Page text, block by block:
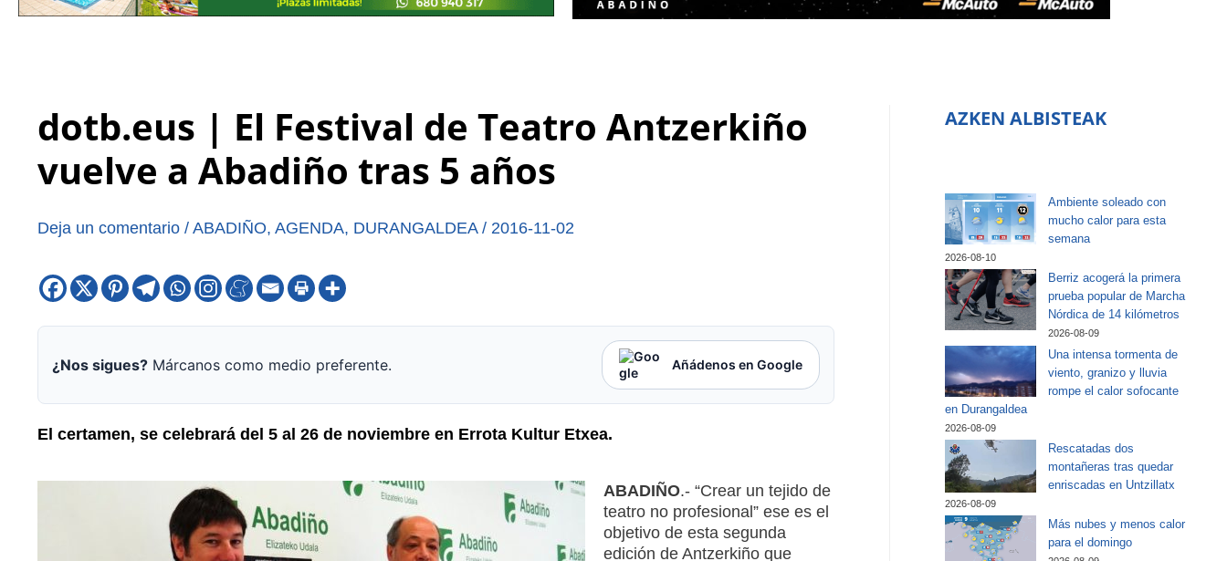
dotb.eus | El Festival de Teatro Antzerkiño
vuelve a Abadiño tras 5 años
Deja un comentario / ABADIÑO, AGENDA, DURANGALDEA/ 2016-11-02
¿Nos sigues?Márcanos como medio preferente. Añádenos en Google
El certamen, se celebrará del 5 al 26 de noviembre en Errota Kultur Etxea.
ABADIÑO.- “Crear un tejido de
teatro no profesional” ese es el
objetivo de esta segunda
edición de Antzerkiño que
AZKEN ALBISTEAK
Ambiente soleado con
mucho calor para esta
semana
2026-08-10
Berriz acogerá la primera
prueba popular de Marcha
Nórdica de 14 kilómetros
2026-08-09
Una intensa tormenta de
viento, granizo y lluvia
rompe el calor sofocante
en Durangaldea
2026-08-09
Rescatadas dos
montañeras tras quedar
enriscadas en Untzillatx
2026-08-09
Más nubes y menos calor
para el domingo